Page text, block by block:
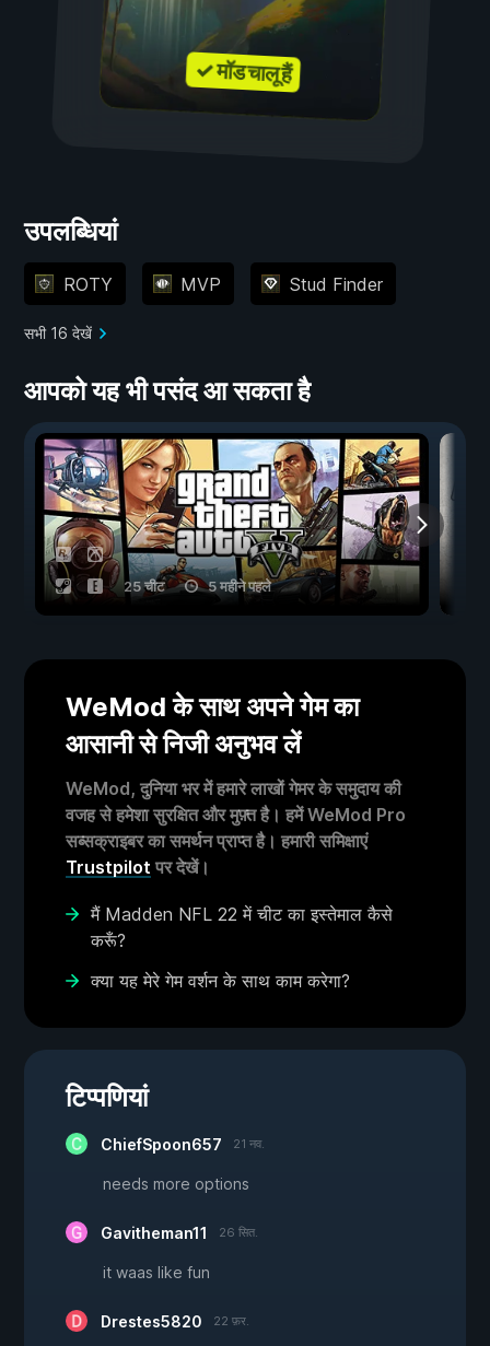
✓ मॉड चालू हैं
उपलब्धियां
ROTY MVP Stud Finder
सभी 16 देखें
आपको यह भी पसंद आ सकता है
25 चीट 5 महीने पहले
WeMod के साथ अपने गेम का
आसानी से निजी अनुभव लें
WeMod, दुनिया भर में हमारे लाखों गेमर के समुदाय की
वजह से हमेशा सुरक्षित और मुफ़्त है। हमें WeMod Pro
सब्सक्राइबर का समर्थन प्राप्त है। हमारी समिक्षाएं
Trustpilot पर देखें।
मैं Madden NFL 22 में चीट का इस्तेमाल कैसे
करूँ?
क्या यह मेरे गेम वर्शन के साथ काम करेगा?
टिप्पणियां
ChiefSpoon657 21 नव.
needs more options
Gavitheman11 26 सित.
it waas like fun
Drestes5820 22 फ़र.